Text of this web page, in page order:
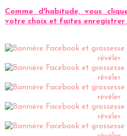
Comme d'habitude, vous
votre choix et faites enregistrer